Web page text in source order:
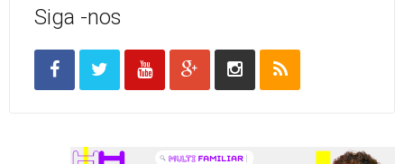
Siga -nos